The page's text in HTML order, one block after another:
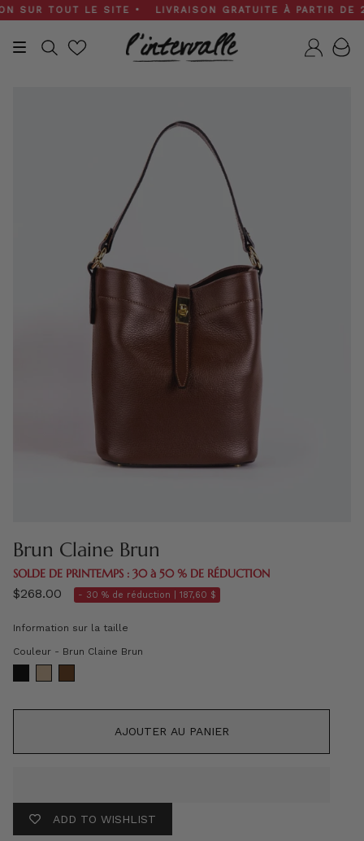
Skip
to
content
TOUT LE SITE • LIVRAISON GRATUITE À PARTIR DE
Recherche
Brun Claine Brun
SOLDE DE PRINTEMPS : 30 à 50 % DE RÉDUCTION
$268.00 - 30 % de réduction | 187,60 $
Information sur la taille
Couleur - Brun Claine Brun
AJOUTER AU PANIER
ADD TO WISHLIST